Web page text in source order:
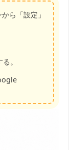
ら「設定」
。